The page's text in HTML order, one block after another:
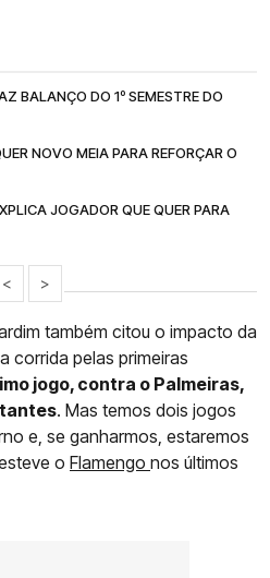
BALANÇO DO 1º SEMESTRE DO
NOVO MEIA PARA REFORÇAR O
JOGADOR QUE QUER PARA
< >
também citou o impacto da
corrida pelas primeiras
jogo, contra o Palmeiras,
. Mas temos dois jogos
e, se ganharmos, estaremos
o Flamengo nos últimos